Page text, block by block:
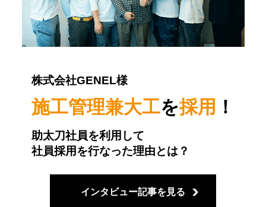
株式会社GENEL様
施工管理兼大工を採用 ！
助太刀社員を利用して
社員採用を行なった理由とは？
インタビュー記事を見る